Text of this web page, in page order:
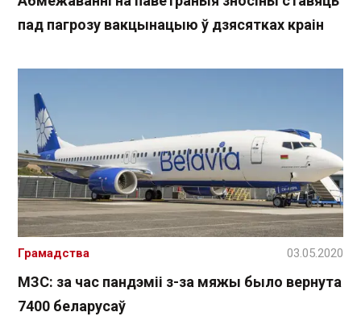
пад пагрозу вакцынацыю ў дзясятках краін
МЗС: за час пандэміі з-за мяжы было вернута
7400 беларусаў
Грамадства 03.05.2020